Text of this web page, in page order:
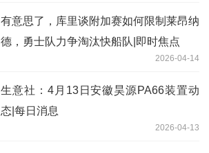
有意思了，库里谈附加赛如何限制莱昂纳
德，勇士队力争淘汰快船队|即时焦点
2026-04-14
生意社：4月13日安徽昊源PA66装置动
态|每日消息
2026-04-13